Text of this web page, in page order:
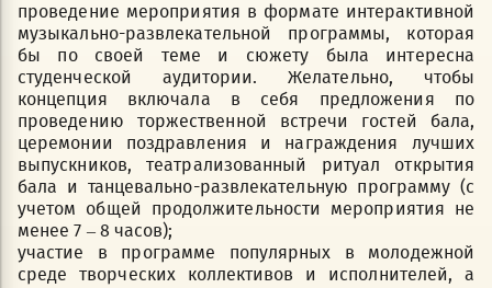
проведение мероприятия в формате интерактивной
музыкально-развлекательной программы, которая
бы по своей теме и сюжету была интересна
студенческой аудитории. Желательно, чтобы
концепция включала в себя предложения по
проведению торжественной встречи гостей бала,
церемонии поздравления и награждения лучших
выпускников, театрализованный ритуал открытия
бала и танцевально-развлекательную программу (с
учетом общей продолжительности мероприятия не
менее 7 – 8 часов);
участие в программе популярных в молодежной
среде творческих коллективов и исполнителей, а